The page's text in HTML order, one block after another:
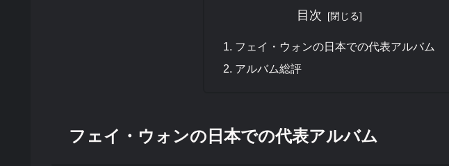
目次
フェイ・ウォンの日本での代表アルバム
アルバム総評
フェイ・ウォンの日本での代表アルバム